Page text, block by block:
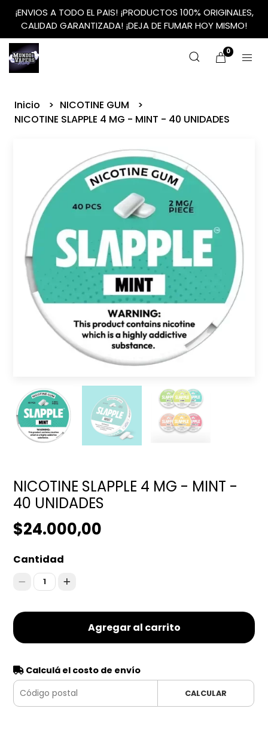
¡ENVIOS A TODO EL PAIS! ¡PRODUCTOS 100% ORIGINALES,
CALIDAD GARANTIZADA! ¡DEJA DE FUMAR HOY MISMO!
0
Inicio
NICOTINE GUM
NICOTINE SLAPPLE 4 MG - MINT - 40 UNIDADES
NICOTINE SLAPPLE 4 MG - MINT -
40 UNIDADES
$24.000,00
Cantidad
1
Agregar al carrito
Calculá el costo de envío
CALCULAR